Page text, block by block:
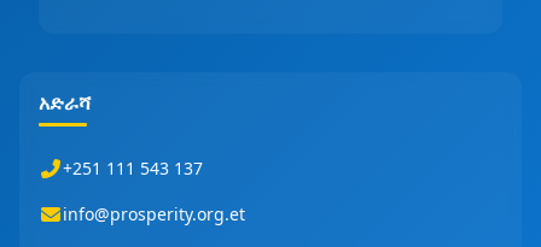
አድራሻ
+251 111 543 137
info@prosperity.org.et